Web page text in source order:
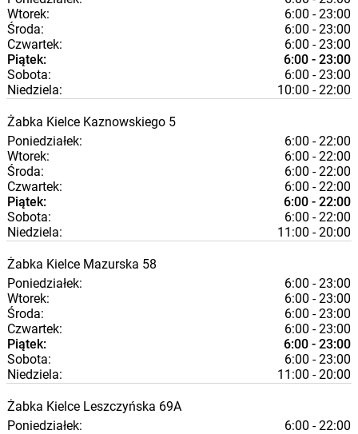
Wtorek:
6:00 - 23:00
Środa:
6:00 - 23:00
Czwartek:
6:00 - 23:00
Piątek:
6:00 - 23:00
Sobota:
6:00 - 23:00
Niedziela:
10:00 - 22:00
Żabka Kielce Kaznowskiego 5
Poniedziałek:
6:00 - 22:00
Wtorek:
6:00 - 22:00
Środa:
6:00 - 22:00
Czwartek:
6:00 - 22:00
Piątek:
6:00 - 22:00
Sobota:
6:00 - 22:00
Niedziela:
11:00 - 20:00
Żabka Kielce Mazurska 58
Poniedziałek:
6:00 - 23:00
Wtorek:
6:00 - 23:00
Środa:
6:00 - 23:00
Czwartek:
6:00 - 23:00
Piątek:
6:00 - 23:00
Sobota:
6:00 - 23:00
Niedziela:
11:00 - 20:00
Żabka Kielce Leszczyńska 69A
Poniedziałek:
6:00 - 22:00